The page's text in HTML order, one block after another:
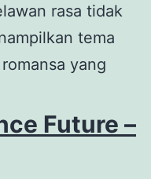
rasa tidak
tema
yang
Future –